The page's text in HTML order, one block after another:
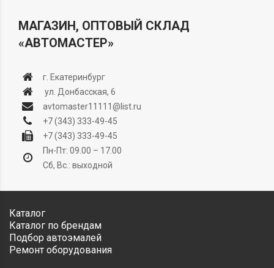
МАГАЗИН, ОПТОВЫЙ СКЛАД
«АВТОМАСТЕР»
г. Екатеринбург
ул. Донбасская, 6
avtomaster11111@list.ru
+7 (343) 333-49-45
+7 (343) 333-49-45
Пн-Пт: 09.00 – 17.00
Сб, Вс.: выходной
Каталог
Каталог по брендам
Подбор автоэмалей
Ремонт оборудования